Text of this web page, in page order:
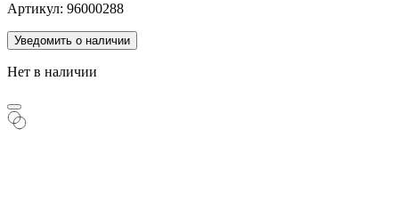
Артикул: 96000288
Уведомить о наличии
Нет в наличии